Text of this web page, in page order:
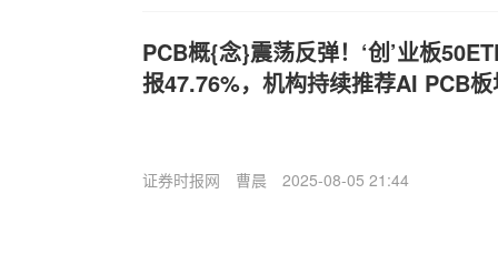
PCB概{念}震荡反弹！‘创’业板
报47.76%，机构持续推荐AI PCB
证券时报网 曹晨 2025-08-05 21:44